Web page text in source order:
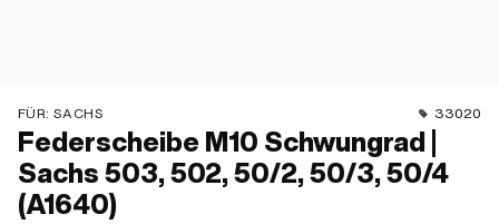
FÜR: SACHS 33020
Federscheibe M10 Schwungrad |
Sachs 503, 502, 50/2, 50/3, 50/4
(A1640)